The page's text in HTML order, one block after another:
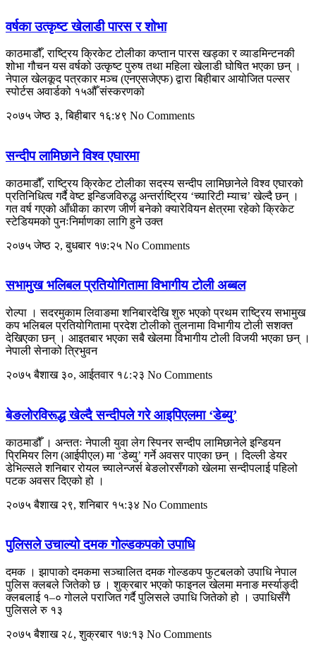
वर्षका उत्कृष्ट खेलाडी पारस र शोभा
काठमाडौँ, राष्ट्रिय क्रिकेट टोलीका कप्तान पारस खड्का र व्याडमिन्टनकी
शोभा गौचन यस वर्षको उत्कृष्ट पुरुष तथा महिला खेलाडी घोषित भएका छन् ।
नेपाल खेलकूद पत्रकार मञ्च (एनएसजेएफ) द्वारा बिहीबार आयोजित पल्सर
स्पोर्टस अवार्डको १५औँ संस्करणको
२०७५ जेष्ठ ३, बिहीबार १६:४९ No Comments
सन्दीप लामिछाने विश्व एघारमा
काठमाडौँ, राष्ट्रिय क्रिकेट टोलीका सदस्य सन्दीप लामिछानेले विश्व एघारको
प्रतिनिधित्व गर्दै वेष्ट इन्डिजविरुद्ध अन्तर्राष्ट्रिय ‘च्यारिटी म्याच’ खेल्दै छन् ।
गत वर्ष गएको आँधीका कारण जीर्ण बनेको क्यारेवियन क्षेत्रमा रहेको क्रिकेट
स्टेडियमको पुनःनिर्माणका लागि हुने उक्त
२०७५ जेष्ठ २, बुधबार १७:२५ No Comments
सभामुख भलिबल प्रतियोगितामा विभागीय टोली अब्बल
रोल्पा । सदरमुकाम लिवाङमा शनिबारदेखि शुरु भएको प्रथम राष्ट्रिय सभामुख
कप भलिबल प्रतियोगितामा प्रदेश टोलीको तुलनामा विभागीय टोली सशक्त
देखिएका छन् । आइतबार भएका सबै खेलमा विभागीय टोली विजयी भएका छन् ।
नेपाली सेनाको त्रिभुवन
२०७५ बैशाख ३०, आईतवार १८:२३ No Comments
बेङलोरविरूद्ध खेल्दै सन्दीपले गरे आइपिएलमा ‘डेब्यु’
काठमाडौँ । अन्ततः नेपाली युवा लेग स्पिनर सन्दीप लामिछानेले इन्डियन
प्रिमियर लिग (आईपीएल) मा ‘डेब्यु’ गर्ने अवसर पाएका छन् । दिल्ली डेयर
डेभिल्सले शनिबार रोयल च्यालेन्जर्स बेङलोरसँगको खेलमा सन्दीपलाई पहिलो
पटक अवसर दिएको हो ।
२०७५ बैशाख २९, शनिबार १५:३४ No Comments
पुलिसले उचाल्यो दमक गोल्डकपको उपाधि
दमक । झापाको दमकमा सञ्चालित दमक गोल्डकप फुटबलको उपाधि नेपाल
पुलिस क्लबले जितेको छ । शुक्रबार भएको फाइनल खेलमा मनाङ मर्स्याङ्दी
क्लबलाई १–० गोलले पराजित गर्दै पुलिसले उपाधि जितेको हो । उपाधिसँगै
पुलिसले रु १३
२०७५ बैशाख २८, शुक्रबार १७:१३ No Comments